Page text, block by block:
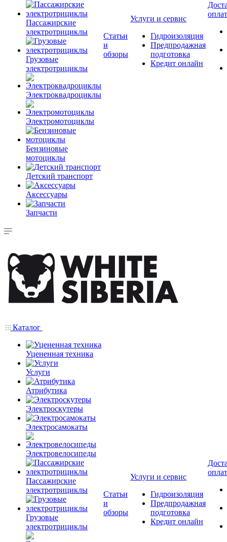
Пассажирские
электротрициклы
Грузовые
электротрициклы
Электроквадроциклы
Электромотоциклы
Бензиновые
мотоциклы
Детский транспорт
Аксессуары
Запчасти
Статьи
и
обзоры
Услуги и сервис
Гидроизоляция
Предпродажная
подготовка
Кредит онлайн
Каталог
Уцененная техника
Услуги
Атрибутика
Электроскутеры
Электросамокаты
Электровелосипеды
Пассажирские
электротрициклы
Грузовые
электротрициклы
Статьи
и
обзоры
Услуги и сервис
Гидроизоляция
Предпродажная
подготовка
Кредит онлайн